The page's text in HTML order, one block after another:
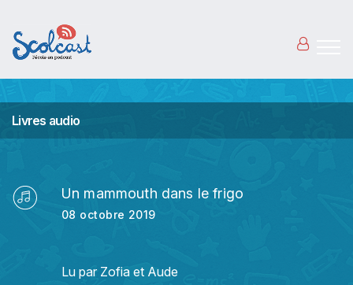
Livres audio
Un mammouth dans le frigo
08 octobre 2019
Lu par Zofia et Aude